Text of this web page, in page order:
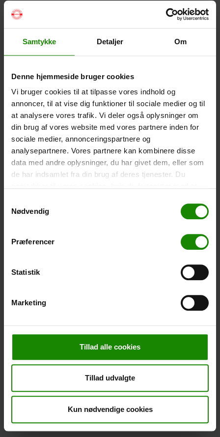
Samtykke Detaljer Om
Denne hjemmeside bruger cookies
Vi bruger cookies til at tilpasse vores indhold og
annoncer, til at vise dig funktioner til sociale medier og til
at analysere vores trafik. Vi deler også oplysninger om
din brug af vores website med vores partnere inden for
sociale medier, annonceringspartnere og
analysepartnere. Vores partnere kan kombinere disse
data med andre oplysninger, du har givet dem, eller som
de har indsamlet fra din brug af deres tjenester. Du
Nødvendig
Præferencer
Statistik
Marketing
Tillad alle cookies
Tillad udvalgte
Kun nødvendige cookies
Größe: 22,5×11,5cm. Das Telefon kann bedient
werden, während es in der Hülle ist. Wasserdicht bis 1
Zelt – Grand Canyon Topeka 4 (+750,00
Personenanzahl: 4 – Klicken Sie auf das Bild, um die
Zeltgröße zu sehen.
- +
Fischernetz für Kinder (+ 30,00kr.)
Teleskopstange 52-129cm. Ø30cm – Kann nicht in
einer bestimmten Farbe gebucht werden.
Regenponcho (+
nicht in einer bestimmten Farbe gebucht werden.
Sie können eine Stornierungsversicherung zu Ihrer
Buchung hinzufügen. Der Preis beträgt 5% des
nicht im Stornierungspreis enthalten ist.
Bedingungen und Fristen für die Stornierungsversicherung
hier